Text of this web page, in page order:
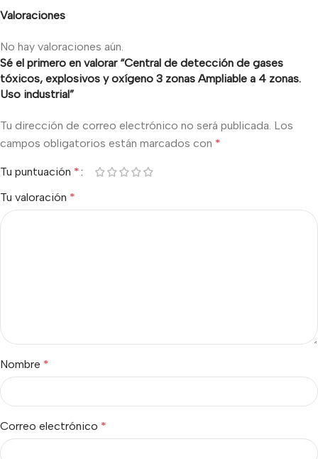
Valoraciones
No hay valoraciones aún.
Sé el primero en valorar “Central de detección de gases
tóxicos, explosivos y oxígeno 3 zonas Ampliable a 4 zonas.
Uso industrial”
Tu dirección de correo electrónico no será publicada. Los
campos obligatorios están marcados con *
Tu puntuación *
Tu valoración *
Nombre *
Correo electrónico *